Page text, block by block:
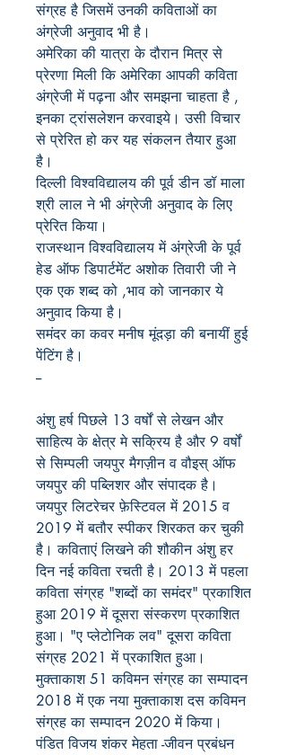
संग्रह है जिसमें उनकी कविताओं का
अंग्रेजी अनुवाद भी है।
अमेरिका की यात्रा के दौरान मित्र से
प्रेरणा मिली कि अमेरिका आपकी कविता
अंग्रेजी में पढ़ना और समझना चाहता है ,
इनका ट्रांसलेशन करवाइये। उसी विचार
से प्रेरित हो कर यह संकलन तैयार हुआ
है।
दिल्ली विश्वविद्यालय की पूर्व डीन डॉ माला
श्री लाल ने भी अंग्रेजी अनुवाद के लिए
प्रेरित किया।
राजस्थान विश्वविद्यालय में अंग्रेजी के पूर्व
हेड ऑफ डिपार्टमेंट अशोक तिवारी जी ने
एक एक शब्द को ,भाव को जानकार ये
अनुवाद किया है।
समंदर का कवर मनीष मूंदड़ा की बनायीं हुई
पेंटिंग है।
--
अंशु हर्ष पिछले 13 वर्षों से लेखन और
साहित्य के क्षेत्र मे सक्रिय है और9 वर्षों
से सिम्पली जयपुर मैगज़ीन व वौइस् ऑफ
जयपुर की पब्लिशर और संपादक है।
जयपुर लिटरेचर फ़ेस्टिवल में 2015 व
2019 में बतौर स्पीकर शिरकत कर चुकी
है। कविताएं लिखने की शौकीन अंशु हर
दिन नई कविता रचती है। 2013 में पहला
कविता संग्रह "शब्दों का समंदर" प्रकाशित
हुआ 2019 में दूसरा संस्करण प्रकाशित
हुआ। "ए प्लेटोनिक लव" दूसरा कविता
संग्रह 2021 में प्रकाशित हुआ।
मुक्ताकाश51कविमन संग्रह का सम्पादन
2018में एक नया मुक्ताकाश दस कविमन
संग्रह का सम्पादन 2020में किया।
पंडित विजय शंकर मेहता -जीवन प्रबंधन